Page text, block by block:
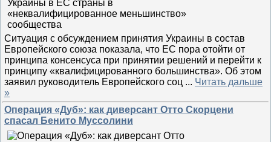
Ситуация с обсуждением принятия Украины в состав
Европейского союза показала, что ЕС пора отойти от
принципа консенсуса при принятии решений и перейти к
принципу «квалифицированного большинства». Об этом
заявил руководитель Европейского соц ... Читать дальше
»
Операция «Дуб»: как диверсант Отто Скорцени
спасал Бенито Муссолини